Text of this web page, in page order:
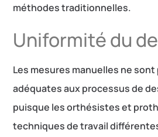
méthodes traditionnelles.
Uniformité du
Les mesures manuelles ne
adéquates aux processus de
puisque les orthésistes et
techniques de travail